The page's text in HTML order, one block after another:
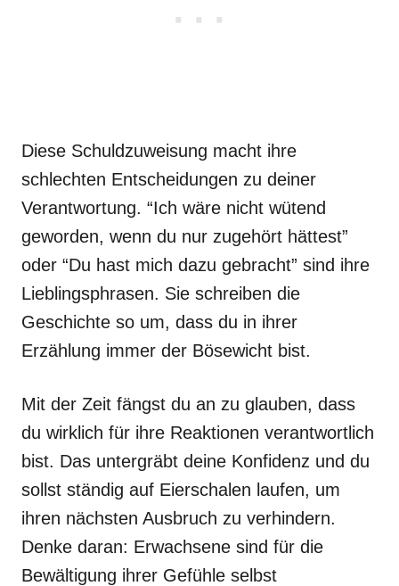
Diese Schuldzuweisung macht ihre
schlechten Entscheidungen zu deiner
Verantwortung. “Ich wäre nicht wütend
geworden, wenn du nur zugehört hättest”
oder “Du hast mich dazu gebracht” sind ihre
Lieblingsphrasen. Sie schreiben die
Geschichte so um, dass du in ihrer
Erzählung immer der Bösewicht bist.
Mit der Zeit fängst du an zu glauben, dass
du wirklich für ihre Reaktionen verantwortlich
bist. Das untergräbt deine Konfidenz und du
sollst ständig auf Eierschalen laufen, um
ihren nächsten Ausbruch zu verhindern.
Denke daran: Erwachsene sind für die
Bewältigung ihrer Gefühle selbst